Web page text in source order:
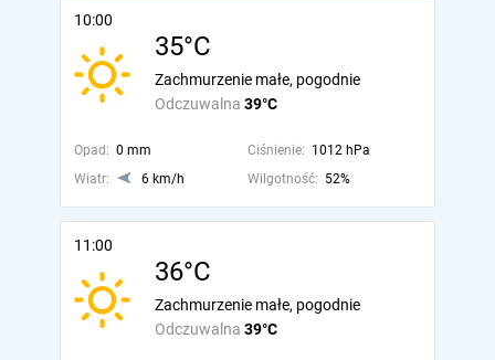
10:00
35°C
Odczuwalna 39°C
Zachmurzenie małe, pogodnie
Opad: 0 mm Ciśnienie: 1012 hPa
Wiatr:
6 km/h Wilgotność: 52%
11:00
36°C
Odczuwalna 39°C
Zachmurzenie małe, pogodnie